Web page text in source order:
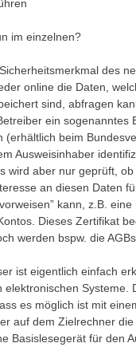
im einzelnen?
des
online die Daten,
sind, abfragen
ein sogenanntes
(erhältlich beim
Ausweisinhaber
wird aber nur geprüft,
an diesen Daten
kann, z.B.
Dieses Zertifikat
werden bspw. die
ist eigentlich einfach
elektronischen Systeme.
es möglich ist mit
auf dem Zielrechner die
Basislesegerät für den